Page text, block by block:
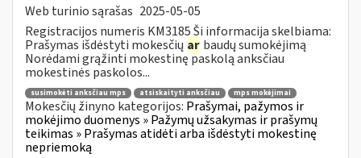
Web turinio sąrašas 2025-05-05
Registracijos numeris KM3185 Ši informacija skelbiama:
Prašymas išdėstyti mokesčių ar baudų sumokėjimą
Norėdami grąžinti mokestinę paskolą anksčiau
mokestinės paskolos...
susimokėti anksčiau mps atsiskaityti anksčiau mps mokėjimai
Mokesčių žinyno kategorijos: Prašymai, pažymos ir
mokėjimo duomenys » Pažymų užsakymas ir prašymų
teikimas » Prašymas atidėti arba išdėstyti mokestinę
nepriemoką